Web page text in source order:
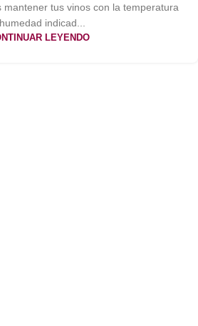
mantener tus vinos con la temperatura
indicad...
LEYENDO